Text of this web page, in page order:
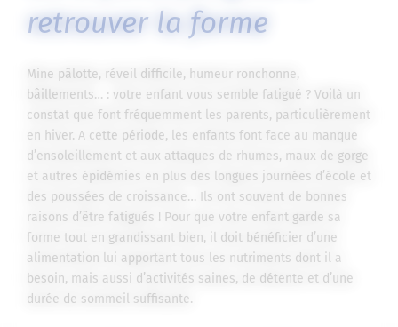
retrouver la forme
Mine pâlotte, réveil difficile, humeur ronchonne,
bâillements… : votre enfant vous semble fatigué ? Voilà un
constat que font fréquemment les parents, particulièrement
en hiver. A cette période, les enfants font face au manque
d’ensoleillement et aux attaques de rhumes, maux de gorge
et autres épidémies en plus des longues journées d’école et
des poussées de croissance… Ils ont souvent de bonnes
raisons d’être fatigués ! Pour que votre enfant garde sa
forme tout en grandissant bien, il doit bénéficier d’une
alimentation lui apportant tous les nutriments dont il a
besoin, mais aussi d’activités saines, de détente et d’une
durée de sommeil suffisante.